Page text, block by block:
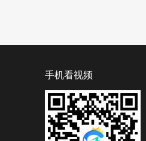
手机看视频